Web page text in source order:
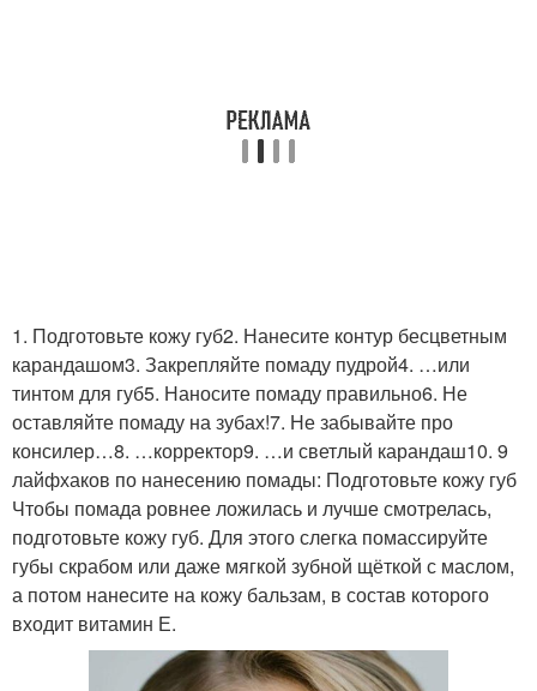
1. Подготовьте кожу губ2. Нанесите контур бесцветным
карандашом3. Закрепляйте помаду пудрой4. …или
тинтом для губ5. Наносите помаду правильно6. Не
оставляйте помаду на зубах!7. Не забывайте про
консилер…8. …корректор9. …и светлый карандаш10. 9
лайфхаков по нанесению помады: Подготовьте кожу губ
Чтобы помада ровнее ложилась и лучше смотрелась,
подготовьте кожу губ. Для этого слегка помассируйте
губы скрабом или даже мягкой зубной щёткой с маслом,
а потом нанесите на кожу бальзам, в состав которого
входит витамин Е.